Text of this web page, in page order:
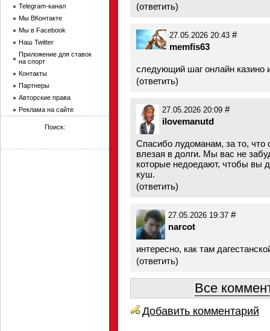
(ответить)
27.05.2026 20:43 #
memfis63
следующий шаг онлайн казино
(ответить)
27.05.2026 20:09 #
ilovemanutd
Спасибо лудоманам, за то,
влезая в долги. Мы вас не
которые недоедают, чтобы вы
куш.
(ответить)
27.05.2026 19:37 #
narcot
интересно, как там
(ответить)
Все
Добавить комментарий
Telegram-канал
Мы ВКонтакте
Мы в Facebook
Наш Twitter
Приложение для ставок
на спорт
Контакты
Партнеры
Авторские права
Реклама на сайте
Поиск: